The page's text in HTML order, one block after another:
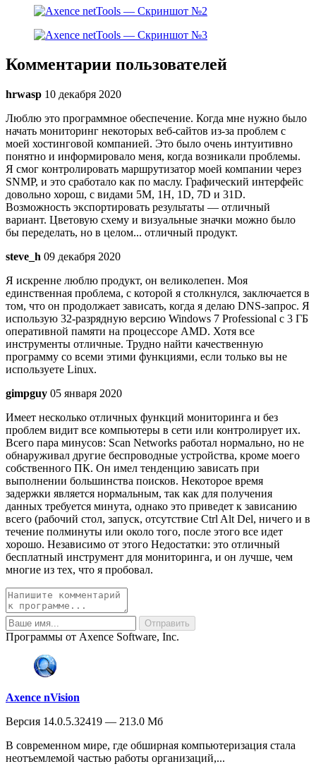
Комментарии пользователей
hrwasp 10 декабря 2020
Люблю это программное обеспечение. Когда мне нужно было
начать мониторинг некоторых веб-сайтов из-за проблем с
моей хостинговой компанией. Это было очень интуитивно
понятно и информировало меня, когда возникали проблемы.
Я смог контролировать маршрутизатор моей компании через
SNMP, и это сработало как по маслу. Графический интерфейс
довольно хорош, с видами 5M, 1H, 1D, 7D и 31D.
Возможность экспортировать результаты — отличный
вариант. Цветовую схему и визуальные значки можно было
бы переделать, но в целом... отличный продукт.
steve_h 09 декабря 2020
Я искренне люблю продукт, он великолепен. Моя
единственная проблема, с которой я столкнулся, заключается в
том, что он продолжает зависать, когда я делаю DNS-запрос. Я
использую 32-разрядную версию Windows 7 Professional с 3 ГБ
оперативной памяти на процессоре AMD. Хотя все
инструменты отличные. Трудно найти качественную
программу со всеми этими функциями, если только вы не
используете Linux.
gimpguy 05 января 2020
Имеет несколько отличных функций мониторинга и без
проблем видит все компьютеры в сети или контролирует их.
Всего пара минусов: Scan Networks работал нормально, но не
обнаруживал другие беспроводные устройства, кроме моего
собственного ПК. Он имел тенденцию зависать при
выполнении большинства поисков. Некоторое время
задержки является нормальным, так как для получения
данных требуется минута, однако это приведет к зависанию
всего (рабочий стол, запуск, отсутствие Ctrl Alt Del, ничего и в
течение полминуты или около того, после этого все идет
хорошо. Независимо от этого Недостатки: это отличный
бесплатный инструмент для мониторинга, и он лучше, чем
многие из тех, что я пробовал.
Программы от Axence Software, Inc.
Axence nVision
Версия 14.0.5.32419 — 213.0 Мб
В современном мире, где обширная компьютеризация стала
неотъемлемой частью работы организаций,...